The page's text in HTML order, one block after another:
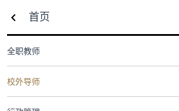
师资队伍
人才培养
科学研究
首页
全职教师
校外导师